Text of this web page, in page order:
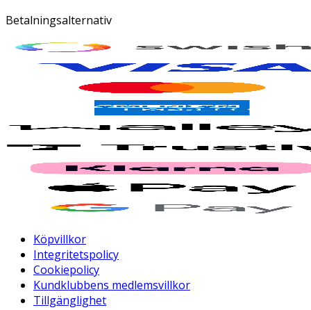
Betalningsalternativ
Köpvillkor
Integritetspolicy
Cookiepolicy
Kundklubbens medlemsvillkor
Tillgänglighet